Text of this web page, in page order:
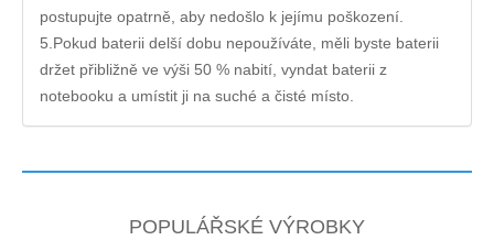
postupujte opatrně, aby nedošlo k jejímu poškození.
5.Pokud baterii delší dobu nepoužíváte, měli byste baterii
držet přibližně ve výši 50 % nabití, vyndat baterii z
notebooku a umístit ji na suché a čisté místo.
POPULÁŘSKÉ VÝROBKY